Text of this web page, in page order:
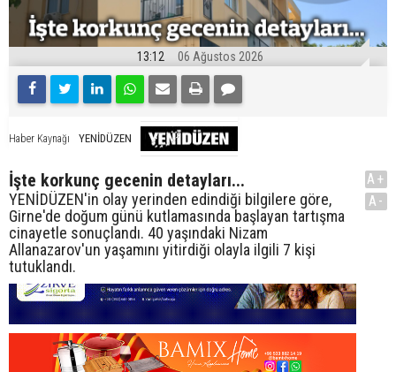
13:12 06 Ağustos 2026
Haber Kaynağı YENİDÜZEN
İşte korkunç gecenin detayları...
YENİDÜZEN'in olay yerinden edindiği bilgilere göre,
Girne'de doğum günü kutlamasında başlayan tartışma
cinayetle sonuçlandı. 40 yaşındaki Nizam
Allanazarov'un yaşamını yitirdiği olayla ilgili 7 kişi
tutuklandı.
A+
A-